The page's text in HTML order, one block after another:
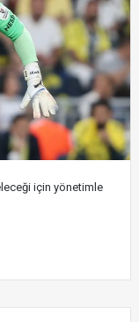
için yönetimle